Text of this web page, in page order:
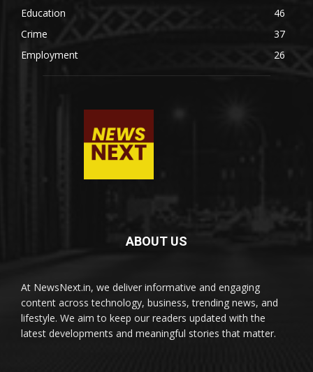
Education
46
Crime
37
Employment
26
ABOUT US
At NewsNext.in, we deliver informative and engaging
content across technology, business, trending news, and
lifestyle. We aim to keep our readers updated with the
latest developments and meaningful stories that matter.